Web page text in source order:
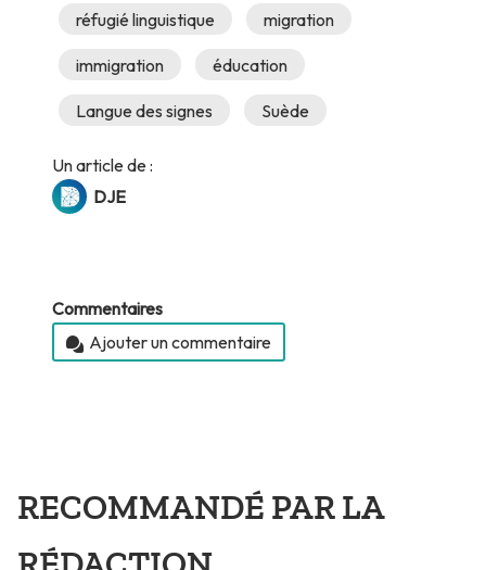
réfugié linguistique migration
immigration éducation
Langue des signes Suède
Un article de :
DJE
Commentaires
Ajouter un commentaire
RECOMMANDÉ PAR LA